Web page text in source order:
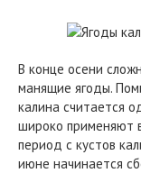
В конце осени
манящие ягоды.
калина считается
широко применяют
период с кустов
июне начинается